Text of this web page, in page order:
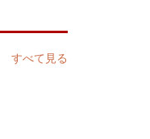
すべて見る